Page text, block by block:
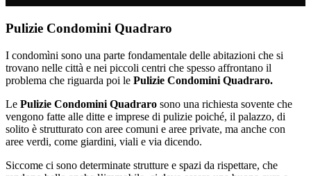
Pulizie Condomini Quadraro
I condomìni sono una parte fondamentale delle abitazioni che si
trovano nelle città e nei piccoli centri che spesso affrontano il
problema che riguarda poi le Pulizie Condomini Quadraro.
Le Pulizie Condomini Quadraro sono una richiesta sovente che
vengono fatte alle ditte e imprese di pulizie poiché, il palazzo, di
solito è strutturato con aree comuni e aree private, ma anche con
aree verdi, come giardini, viali e via dicendo.
Siccome ci sono determinate strutture e spazi da rispettare, che